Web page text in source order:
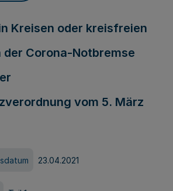
Kreisen oder kreisfreien
Corona-Notbremse
vom 5. März
23.04.2021